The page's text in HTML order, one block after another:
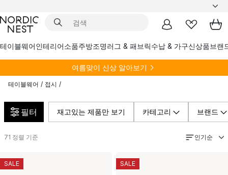
테이블웨어인테리어소품주방조명러그 & 패브릭수납 & 가구신상품브랜
여름맞이 신상 알아보기
테이블웨어 / 접시 /
필터 재고있는 제품만 보기 카테고리 브랜드
71 정렬 기준 인기순
SALE SALE